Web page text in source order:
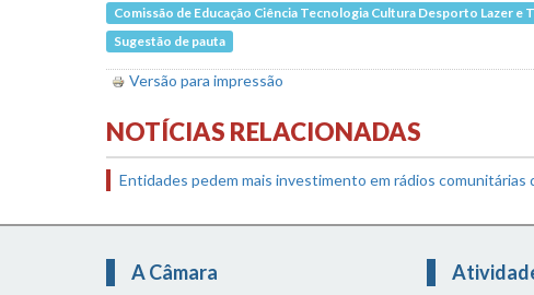
Comissão de Educação Ciência Tecnologia Cultura Desporto Lazer e
Sugestão de pauta
Versão para impressão
NOTÍCIAS RELACIONADAS
Entidades pedem mais investimento em rádios comunitárias
A Câmara